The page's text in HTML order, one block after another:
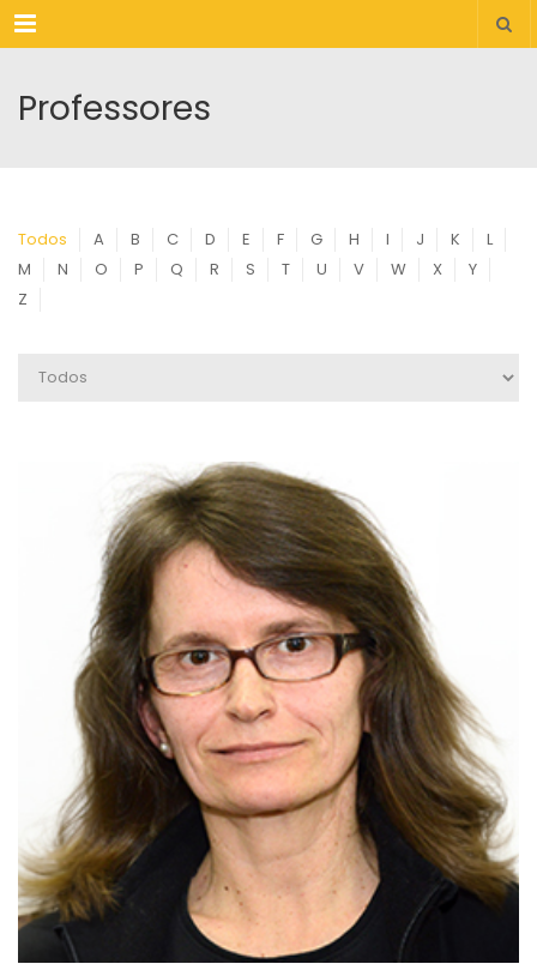
Menu
Professores
Todos A B C D E F G H I J K
L
M
N O P Q R S T U V W X
Y
Z